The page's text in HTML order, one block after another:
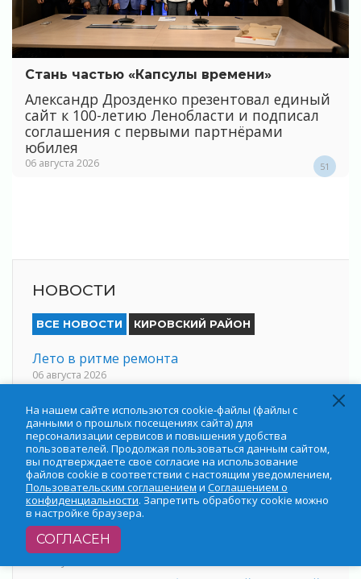
Стань частью «Капсулы времени»
Александр Дрозденко презентовал единый
сайт к 100-летию Ленобласти и подписал
соглашения с первыми партнёрами
юбилея
06 августа 2026 51
НОВОСТИ
ВСЕ НОВОСТИ КИРОВСКИЙ РАЙОН
Лето в ритме ремонта
06 августа 2026
участников СВО
06 августа 2026
Леноблводоканал модернизировал систему
водоснабжения в Пикалево
06 августа 2026
Проект «Производительность труда»
06 августа 2026
Стань частью «Капсулы времени»
На нашем сайте использются cookie-файлы (файлы с
данными о прошлых посещениях сайта) для
персонализации сервисов и повышения удобства
пользователей. Продолжая пользоваться данным сайтом,
вы подтверждаете свое согласие на использование
файлов cookie в соответствии с настоящим уведомлением,
Пользовательским соглашением и Соглашением о
конфиденциальности. Запретить обработку cookie можно
в настройке браузера.
СОГЛАСЕН